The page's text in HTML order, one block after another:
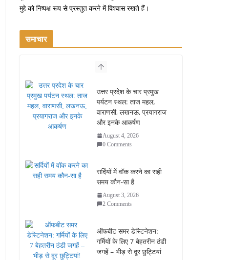
मुद्दे को निष्पक्ष रूप से प्रस्तुत करने में विश्वास रखते हैं।
समाचार
उत्तर प्रदेश के चार प्रमुख
पर्यटन स्थल: ताज महल,
वाराणसी, लखनऊ, प्रयागराज
और इनके आकर्षण
August 4, 2026
0 Comments
सर्दियों में वॉक करने का सही
समय कौन-सा है
August 3, 2026
2 Comments
ऑफबीट समर डेस्टिनेशन:
गर्मियों के लिए 7 बेहतरीन ठंडी
जगहें – भीड़ से दूर छुट्टियां